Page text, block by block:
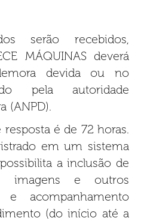
serão recebidos,
MÁQUINAS deverá
devida ou no
pela autoridade
(ANPD).
é de 72 horas.
em um sistema
a inclusão de
imagens e outros
e acompanhamento
(do início até a